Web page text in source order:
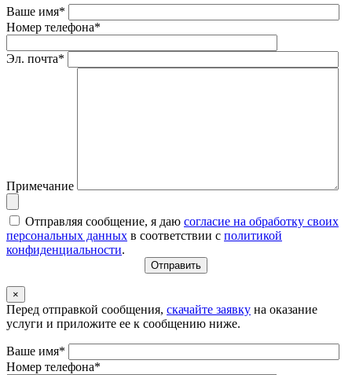
Ваше имя*
Номер телефона*
Эл. почта*
Примечание
Отправляя сообщение, я даю согласие на обработку своих
персональных данных в соответствии с политикой
конфиденциальности.
×
Перед отправкой сообщения, скачайте заявку на оказание
услуги и приложите ее к сообщению ниже.
Ваше имя*
Номер телефона*